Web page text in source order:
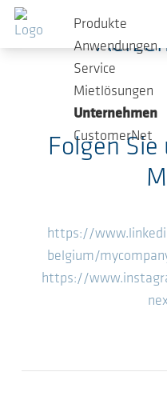
Zum Hauptinhalt springen
Produkte
Anwendungen
Service
Mietlösungen
Unternehmen
CustomerNet
Folgen Sie
https://
belgium/
https://